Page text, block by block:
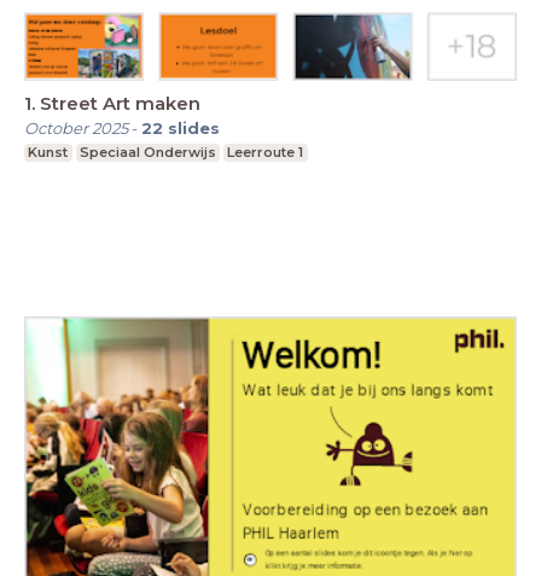
1. Street Art maken
October 2025- 22 slides
Kunst Speciaal Onderwijs Leerroute 1